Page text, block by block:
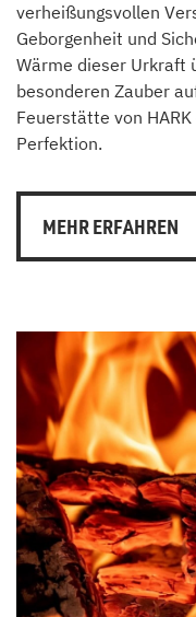
verheißungsvollen
Geborgenheit und
Wärme dieser Urkraft
besonderen Zauber
Feuerstätte von
Perfektion.
MEHR ERFAHREN